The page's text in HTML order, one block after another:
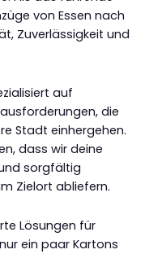
von Essen nach
Zuverlässigkeit und
auf
die
Stadt einhergehen.
dass wir deine
sorgfältig
Zielort abliefern.
Lösungen für
ein paar Kartons